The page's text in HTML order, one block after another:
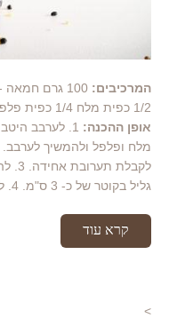
המרכיבים:
1/2 כפית מלח 1/4 כפית פלפל שחור 1/4 כוס קצח 1/4 כוס שומשום
אופן ההכנה:
1. לערבב
גליל בקוטר של כ- 3 ס"מ. 4. לעטוף היטב בניילון נצמד, לשמור...
קרא עוד
>